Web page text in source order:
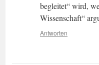
begleitet“ wird,
Wissenschaft“
Antworten